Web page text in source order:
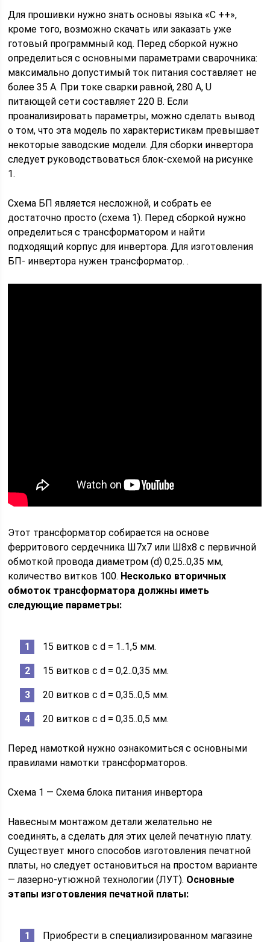
Для прошивки нужно знать основы языка «С ++»,
кроме того, возможно скачать или заказать уже
готовый программный код. Перед сборкой нужно
определиться с основными параметрами сварочника:
максимально допустимый ток питания составляет не
более 35 А. При токе сварки равной, 280 А, U
питающей сети составляет 220 В. Если
проанализировать параметры, можно сделать вывод
о том, что эта модель по характеристикам превышает
некоторые заводские модели. Для сборки инвертора
следует руководствоваться блок-схемой на рисунке
1.
Схема БП является несложной, и собрать ее
достаточно просто (схема 1). Перед сборкой нужно
определиться с трансформатором и найти
подходящий корпус для инвертора. Для изготовления
БП- инвертора нужен трансформатор. .
Этот трансформатор собирается на основе
ферритового сердечника Ш7х7 или Ш8х8 с первичной
обмоткой провода диаметром (d) 0,25..0,35 мм,
количество витков 100. Несколько вторичных
обмоток трансформатора должны иметь
следующие параметры:
15 витков с d = 1..1,5 мм.
15 витков с d = 0,2..0,35 мм.
20 витков с d = 0,35..0,5 мм.
20 витков с d = 0,35..0,5 мм.
Перед намоткой нужно ознакомиться с основными
правилами намотки трансформаторов.
Схема 1 — Схема блока питания инвертора
Навесным монтажом детали желательно не
соединять, а сделать для этих целей печатную плату.
Существует много способов изготовления печатной
платы, но следует остановиться на простом варианте
— лазерно-утюжной технологии (ЛУТ). Основные
этапы изготовления печатной платы:
Приобрести в специализированном магазине